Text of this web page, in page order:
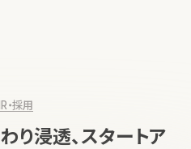
・採用
り浸透、スタートア